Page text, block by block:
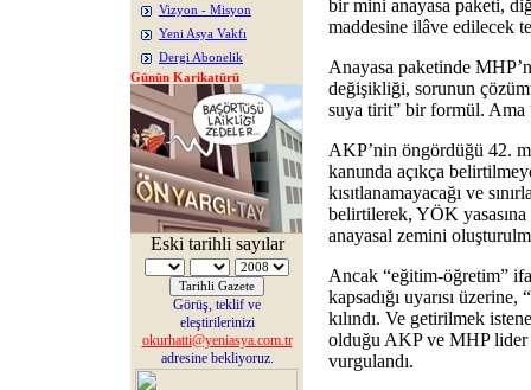
Vizyon - Misyon
Yeni Asya Vakfı
Dergi Abonelik
Günün Karikatürü
Eski tarihli sayılar
Görüş, teklif ve
eleştirilerinizi
okurhatti@yeniasya.com.tr
adresine bekliyoruz.
bir mini anayasa paketi,
maddesine ilâve edilecek
Anayasa paketinde
değişikliği, sorunun
suya tirit” bir formül. Ama
AKP’nin öngördüğü 42.
kanunda açıkça
kısıtlanamayacağı ve
belirtilerek, YÖK
anayasal zemini
Ancak “eğitim-öğretim”
kapsadığı uyarısı
kılındı. Ve getirilmek
olduğu AKP ve MHP lider
vurgulandı.